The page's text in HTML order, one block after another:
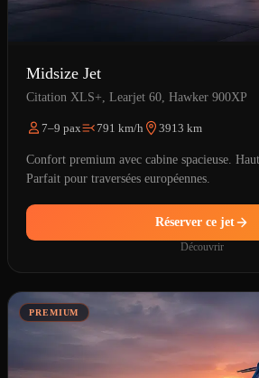
Midsize Jet
Citation XLS+, Learjet 60, Hawker 900XP
7–9 pax 791 km/h 3913 km
Confort premium avec cabine spacieuse.
Parfait pour traversées européennes.
Réserver ce jet
Découvrir
PREMIUM